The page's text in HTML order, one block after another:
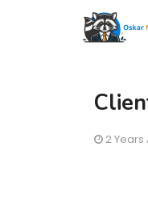
2 Years